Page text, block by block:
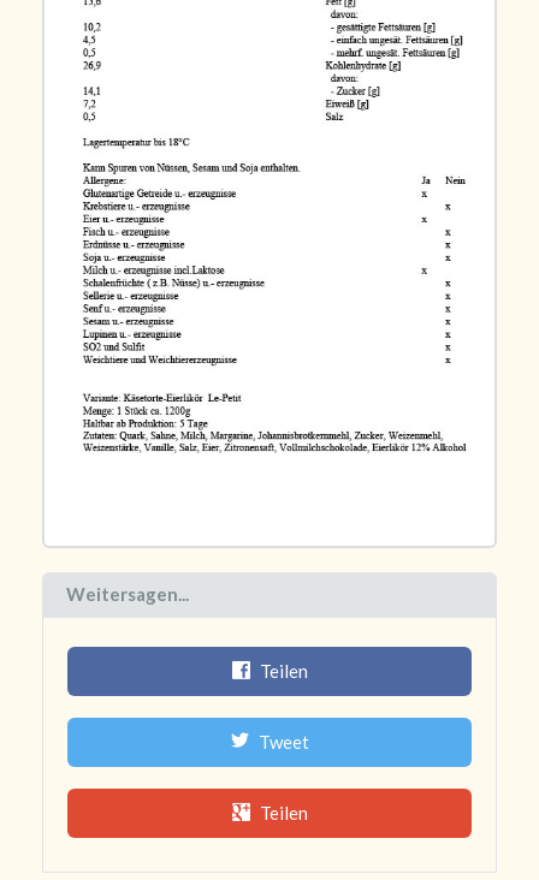
Weitersagen...
Teilen
Tweet
Teilen